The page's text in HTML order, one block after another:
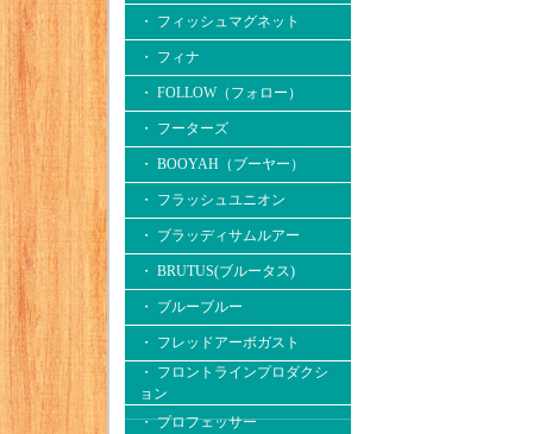
・ フィッシュマグネット
・ フィナ
・ FOLLOW（フォロー）
・ フーターズ
・ BOOYAH（ブーヤー）
・ フラッシュユニオン
・ ブラッディサムルアー
・ BRUTUS(ブルータス)
・ ブルーブルー
・ フレッドアーボガスト
・ フロントラインプロダクシ
ョン
・ プロフェッサー